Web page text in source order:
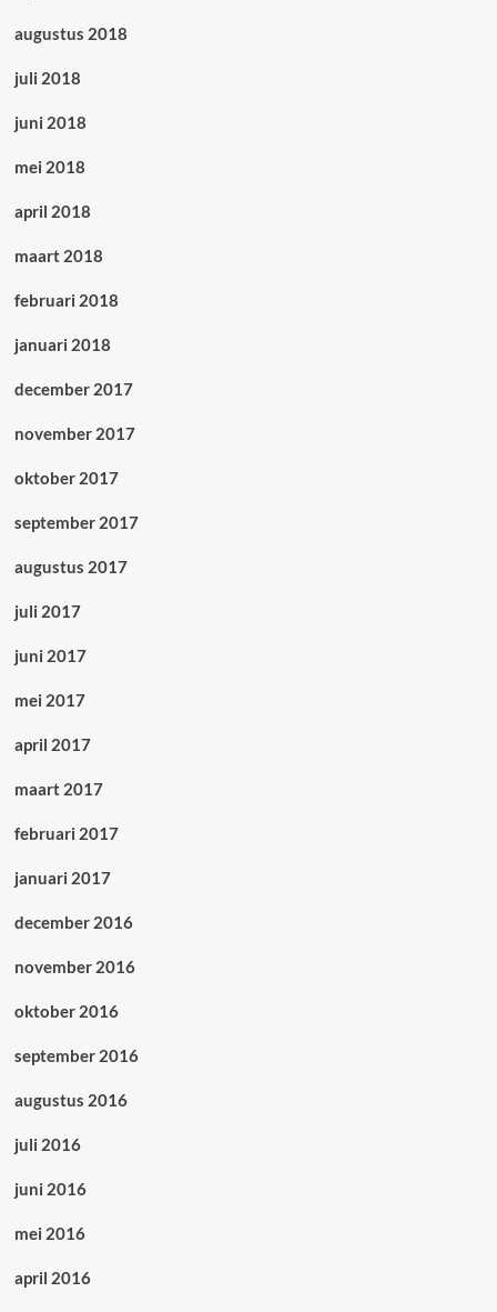
augustus 2018
juli 2018
juni 2018
mei 2018
april 2018
maart 2018
februari 2018
januari 2018
december 2017
november 2017
oktober 2017
september 2017
augustus 2017
juli 2017
juni 2017
mei 2017
april 2017
maart 2017
februari 2017
januari 2017
december 2016
november 2016
oktober 2016
september 2016
augustus 2016
juli 2016
juni 2016
mei 2016
april 2016